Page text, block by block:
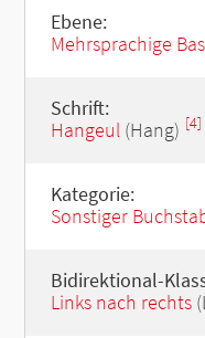
Ebene:
Mehrsprachige
Schrift:
Hangeul(Hang) [4]
Kategorie:
Sonstiger
Bidirektional-
Links nach rechts